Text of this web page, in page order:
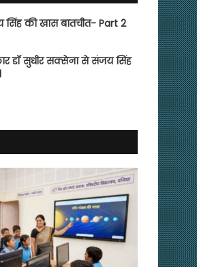
की खास बातचीत- Part 2
डॉ सुधीर सक्सेना से संजय सिंह